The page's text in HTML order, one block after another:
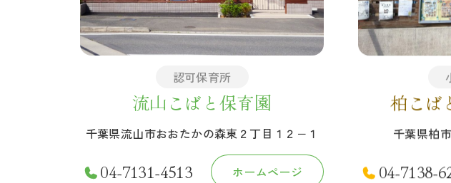
認可保育所
流山こばと保育園
千葉県流山市おおたかの森東２丁目１２−１
04-7131-4513 ホームページ
柏こば
千葉県柏
04-7138-